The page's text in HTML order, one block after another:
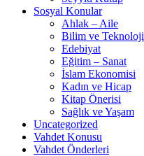
Sosyal Konular
Ahlak – Aile
Bilim ve Teknoloji
Edebiyat
Eğitim – Sanat
İslam Ekonomisi
Kadın ve Hicap
Kitap Önerisi
Sağlık ve Yaşam
Uncategorized
Vahdet Konusu
Vahdet Önderleri